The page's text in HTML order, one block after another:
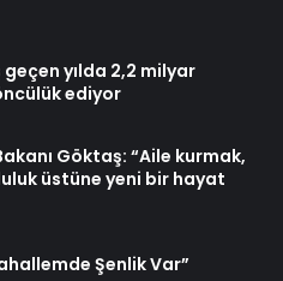
yılda 2,2 milyar
ediyor
Göktaş: “Aile kurmak,
üstüne yeni bir hayat
Şenlik Var”